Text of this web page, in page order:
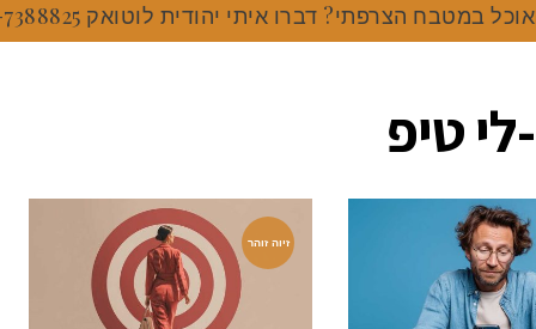
במטבח הצרפתי? דברו איתי יהודית לוטואק 054-7388825.
טיפ
זיוה זוהר